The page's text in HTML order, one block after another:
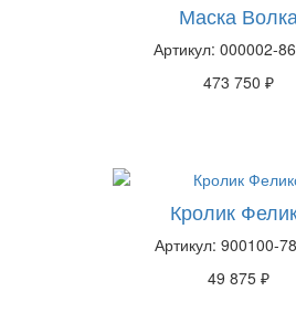
Маска
Артикул: 000002-
473 750 ₽
Кролик
Артикул: 900100-
49 875 ₽